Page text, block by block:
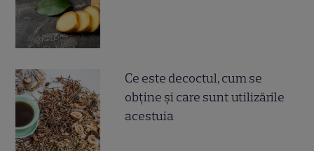
Ce este decoctul, cum se
obţine şi care sunt utilizările
acestuia